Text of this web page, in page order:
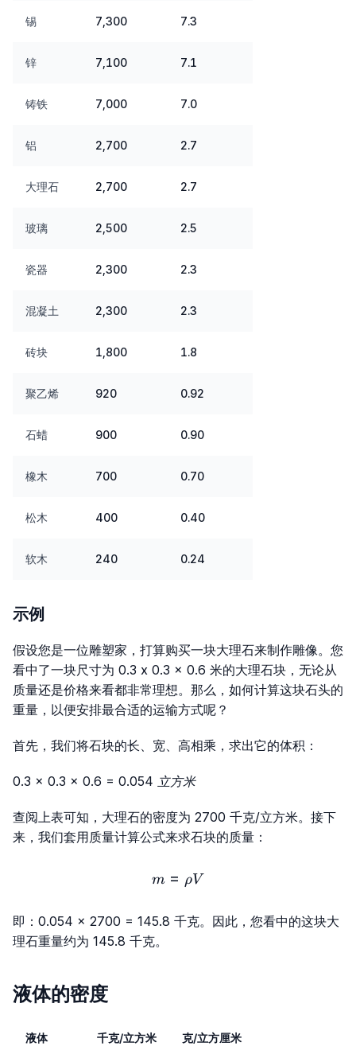
锡 7,300 7.3
锌 7,100 7.1
铸铁 7,000 7.0
铝 2,700 2.7
大理石 2,700 2.7
玻璃 2,500 2.5
瓷器 2,300 2.3
混凝土 2,300 2.3
砖块 1,800 1.8
聚乙烯 920 0.92
石蜡 900 0.90
橡木 700 0.70
松木 400 0.40
软木 240 0.24
示例
假设您是一位雕塑家，打算购买一块大理石来制作雕像。您
看中了一块尺寸为 0.3 x 0.3 x 0.6 米的大理石块，无论从
质量还是价格来看都非常理想。那么，如何计算这块石头的
重量，以便安排最合适的运输方式呢？
首先，我们将石块的长、宽、高相乘，求出它的体积：
0.3 × 0.3 × 0.6 = 0.054 立方米
查阅上表可知，大理石的密度为 2700 千克/立方米。接下
来，我们套用质量计算公式来求石块的质量：
m=ρV
m = ρV
即：0.054 × 2700 = 145.8 千克。因此，您看中的这块大
理石重量约为 145.8 千克。
液体的密度
液体 千克/立方米 克/立方厘米